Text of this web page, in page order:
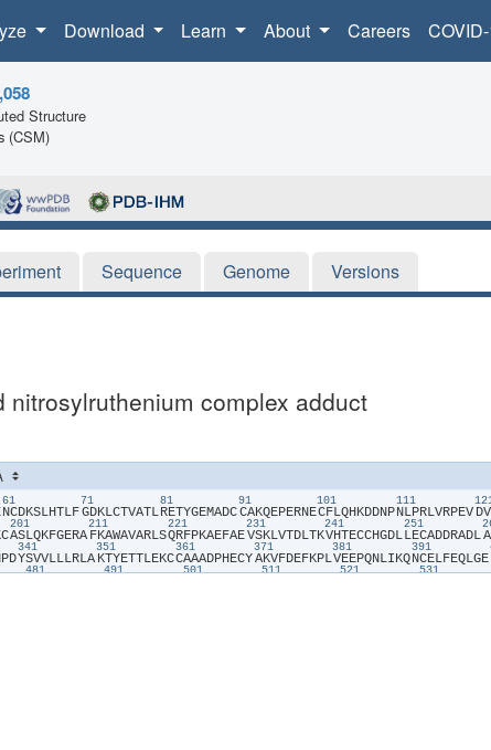
Download Learn About Careers
Structure
(CSM)
Sequence Genome Versions
complex adduct
61
​N​​C​​D​​K​​S​​L​​H​​T​​L​​F​
71
​G​​D​​K​​L​​C​​T​​V​​A​​T​​L​
81
​R​​E​​T​​Y​​G​​E​​M​​A​​D​​C​
91
​C​​A​​K​​Q​​E​​P​​E​​R​​N​​E​
101
​C​​F​​L​​Q​​H​​K​​D​​D​​N​​P​
111
​N​​L​​P​​R​​L​​V​​R​​P​​E​​V​ ​D​​V​
​C​
201
​A​​S​​L​​Q​​K​​F​​G​​E​​R​​A​
211
​F​​K​​A​​W​​A​​V​​A​​R​​L​​S​
221
​Q​​R​​F​​P​​K​​A​​E​​F​​A​​E​
231
​V​​S​​K​​L​​V​​T​​D​​L​​T​​K​
241
​V​​H​​T​​E​​C​​C​​H​​G​​D​​L​
251
​L​​E​​C​​A​​D​​D​​R​​A​​D​​L​​A​
​P​​D​
341
​Y​​S​​V​​V​​L​​L​​L​​R​​L​​A​
351
​K​​T​​Y​​E​​T​​T​​L​​E​​K​​C​
361
​C​​A​​A​​A​​D​​P​​H​​E​​C​​Y​
371
​A​​K​​V​​F​​D​​E​​F​​K​​P​​L​
381
​V​​E​​E​​P​​Q​​N​​L​​I​​K​​Q​
391
​N​​C​​E​​L​​F​​E​​Q​​L​​G​​E​
481 491 501 511 521 531